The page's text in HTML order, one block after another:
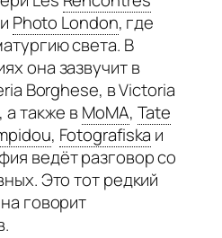
и Photo London, где
света. В
она зазвучит в
Borghese, в Victoria
также вMoMA, Tate
, Fotografiska и
ведёт разговор со
Это тот редкий
говорит